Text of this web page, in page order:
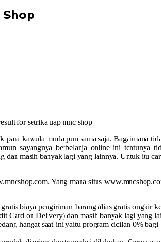
kawula muda pun sama saja. Bagaimana
sayangnya berbelanja online ini tentunya
dan masih banyak lagi yang lainnya. Untuk itu
. Yang mana situs
biaya pengiriman barang alias gratis ongkir
Card on Delivery) dan masih banyak lagi yang
hangat saat ini yaitu program cicilan 0%